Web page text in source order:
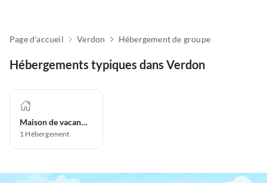
Page d'accueil Verdon Hébergement de groupe
Hébergements typiques dans Verdon
Maison de vacances
1 Hébergement